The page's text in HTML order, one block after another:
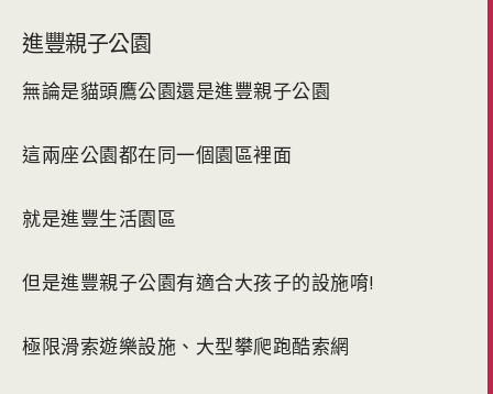
進豐親子公園
無論是貓頭鷹公園還是進豐親子公園
這兩座公園都在同一個園區裡面
就是進豐生活園區
但是進豐親子公園有適合大孩子的設施唷!
極限滑索遊樂設施、大型攀爬跑酷索網